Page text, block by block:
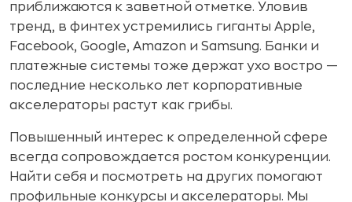
приближаются к заветной отметке. Уловив
тренд, в финтех устремились гиганты Apple,
Facebook, Google, Amazon и Samsung. Банки и
платежные системы тоже держат ухо востро —
последние несколько лет корпоративные
акселераторы растут как грибы.
Повышенный интерес к определенной сфере
всегда сопровождается ростом конкуренции.
Найти себя и посмотреть на других помогают
профильные конкурсы и акселераторы. Мы